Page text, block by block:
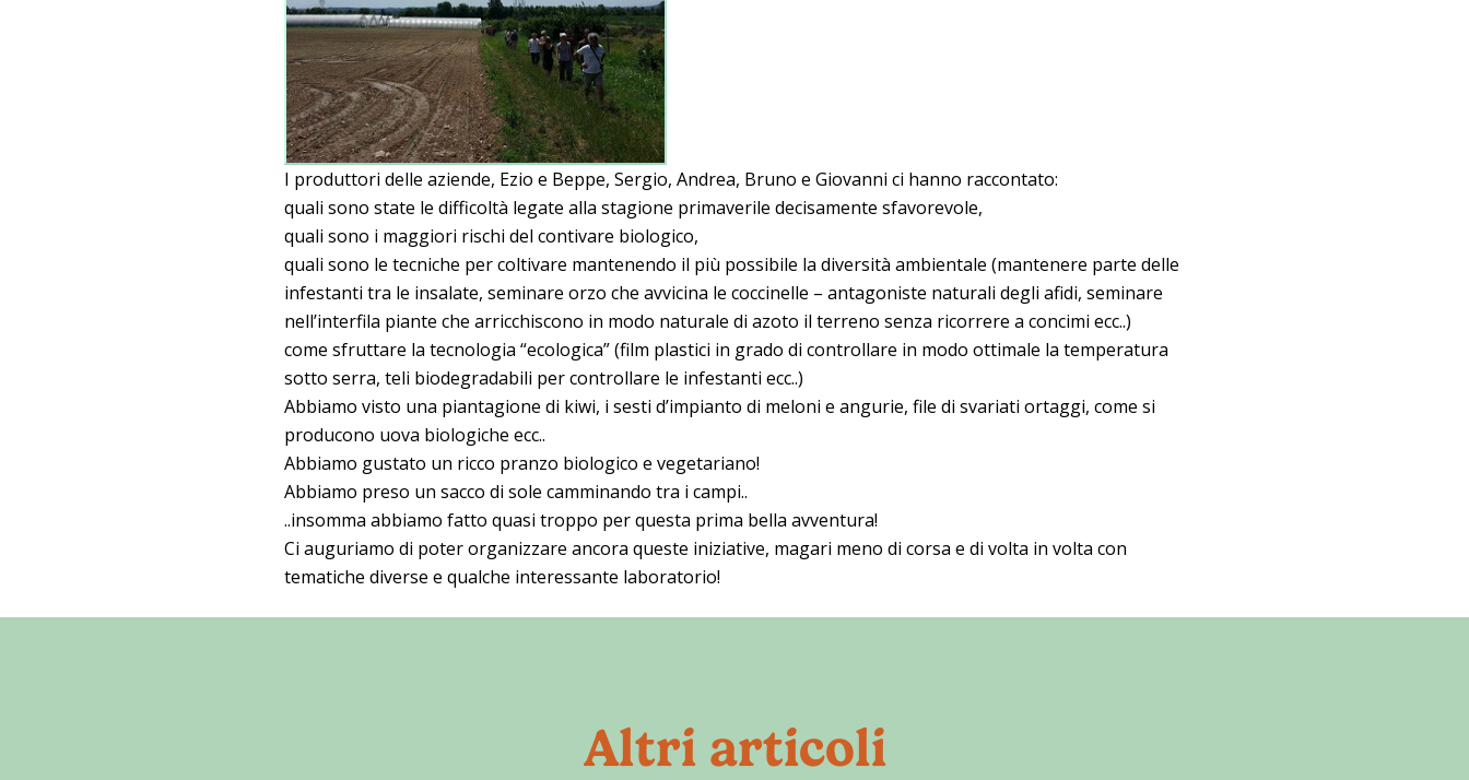
I produttori delle aziende, Ezio e Beppe, Sergio, Andrea, Bruno e Giovanni ci hanno raccontato:
quali sono state le difficoltà legate alla stagione primaverile decisamente sfavorevole,
quali sono i maggiori rischi del contivare biologico,
quali sono le tecniche per coltivare mantenendo il più possibile la diversità ambientale (mantenere parte delle
infestanti tra le insalate, seminare orzo che avvicina le coccinelle – antagoniste naturali degli afidi, seminare
nell’interfila piante che arricchiscono in modo naturale di azoto il terreno senza ricorrere a concimi ecc..)
come sfruttare la tecnologia “ecologica” (film plastici in grado di controllare in modo ottimale la temperatura
sotto serra, teli biodegradabili per controllare le infestanti ecc..)
Abbiamo visto una piantagione di kiwi, i sesti d’impianto di meloni e angurie, file di svariati ortaggi, come si
producono uova biologiche ecc..
Abbiamo gustato un ricco pranzo biologico e vegetariano!
Abbiamo preso un sacco di sole camminando tra i campi..
..insomma abbiamo fatto quasi troppo per questa prima bella avventura!
Ci auguriamo di poter organizzare ancora queste iniziative, magari meno di corsa e di volta in volta con
tematiche diverse e qualche interessante laboratorio!
Altri articoli